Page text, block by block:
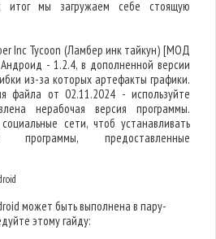
итог мы загружаем себе стоящую
Inc Tycoon (Ламбер инк тайкун) [МОД
- 1.2.4, в дополненной версии
из-за которых артефакты графики.
файла от 02.11.2024 - используйте
нерабочая версия программы.
сети, чтоб устанавливать
программы, предоставленные
может быть выполнена в пару-
этому гайду: